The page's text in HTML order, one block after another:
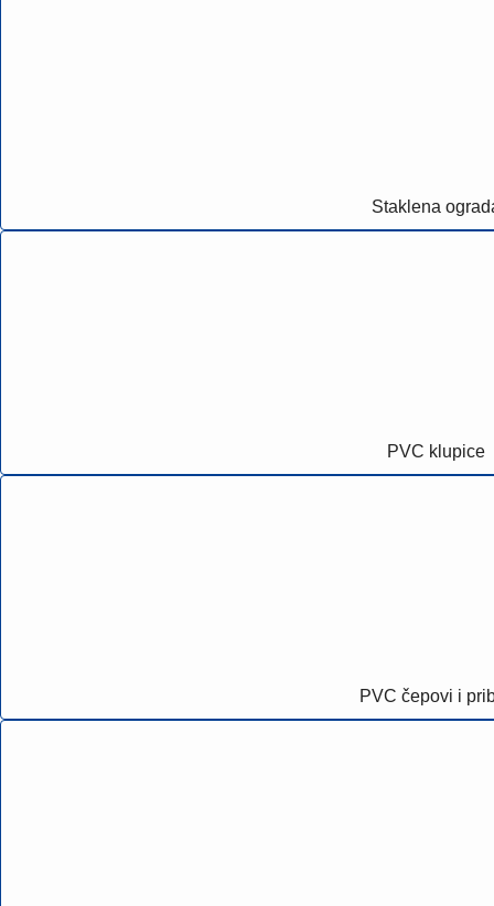
Staklena
PVC klupice
PVC čepovi i